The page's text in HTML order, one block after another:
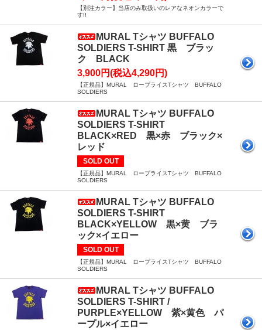
【別注カラー】当店のみ取扱いのレアなネオンカラーで
す!!
MURAL Tシャツ BUFFALO
SOLDIERS T-SHIRT 黒 ブラッ
ク BLACK
3,900円(税込4,290円)
【正規品】MURAL ロープライスTシャツ BUFFALO
SOLDIERS
MURAL Tシャツ BUFFALO
SOLDIERS T-SHIRT
BLACK×RED 黒×赤 ブラック×
レッド
SOLD OUT
【正規品】MURAL ロープライスTシャツ BUFFALO
SOLDIERS
MURAL Tシャツ BUFFALO
SOLDIERS T-SHIRT
BLACK×YELLOW 黒×黄 ブラ
ック×イエロー
SOLD OUT
【正規品】MURAL ロープライスTシャツ BUFFALO
SOLDIERS
MURAL Tシャツ BUFFALO
SOLDIERS T-SHIRT /
PURPLE×YELLOW 紫×黄色 パ
ープル×イエロー